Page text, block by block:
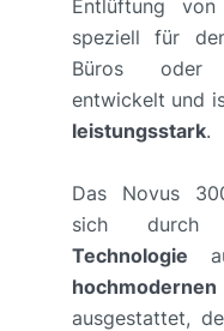
Entlüftung
speziell für
Büros oder
entwickelt und
leistungsstark.
Das Novus
sich
Technologie
ausgestattet,